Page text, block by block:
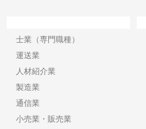
士業（専門職種）
運送業
人材紹介業
製造業
通信業
小売業・販売業